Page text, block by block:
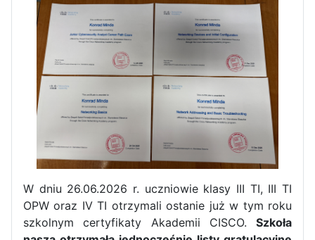
Zakończenie roku maturzystów
W dniu 26.06.2026 r. uczniowie klasy III TI, III TI
OPW oraz IV TI otrzymali ostanie już w tym roku
szkolnym certyfikaty Akademii CISCO. Szkoła